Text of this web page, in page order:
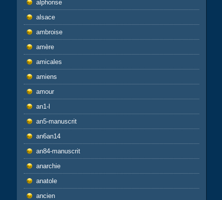
alphonse
alsace
ambroise
amère
amicales
amiens
amour
an1-l
an5-manuscrit
an6an14
an84-manuscrit
anarchie
anatole
ancien